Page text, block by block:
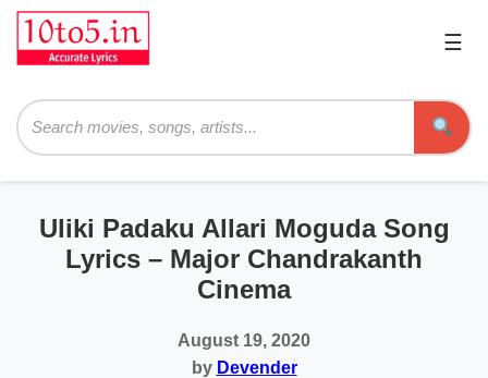
☰
Uliki Padaku Allari Moguda Song
Lyrics – Major Chandrakanth
Cinema
August 19, 2020
by Devender